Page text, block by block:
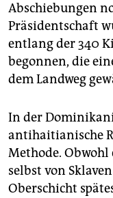
Abschiebungen
Präsidentschaft
entlang der 340
begonnen, die
dem Landweg
In der
antihaitianische
Methode.
selbst von
Oberschicht